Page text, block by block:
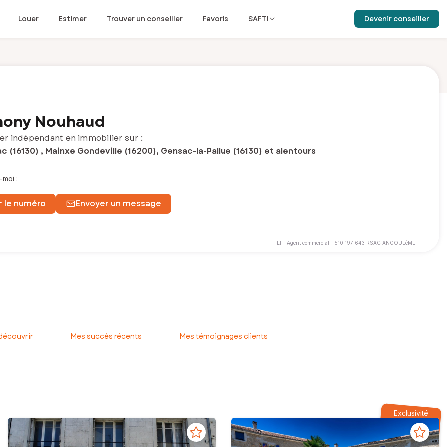
Louer Estimer Trouver un conseiller Favoris SAFTI Devenir conseiller
Nouhaud
indépendant en immobilier sur :
(16130) , Mainxe Gondeville (16200), Gensac-la-Pallue (16130) et alentours
:
le numéro Envoyer un message
EI - Agent commercial - 510 197 643 RSAC ANGOULêME
Mes succès récents Mes témoignages clients
Exclusivité